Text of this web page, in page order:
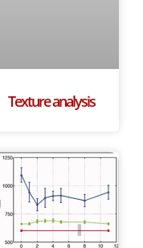
Texture analysis